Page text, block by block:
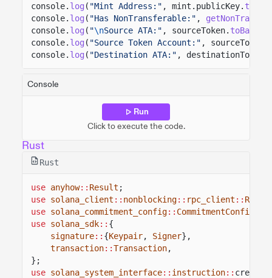
console. log ( "Mint Address:" , mint.publicKey.
console. log ( "Has NonTransferable:" ,
console. log ( "\nSource ATA:" , sourceToken. toBase58
console. log ( "Source Token Account:" ,
console. log ( "Destination ATA:" , destinationToken.
Console
Run
Click to execute the code.
Rust
Rust
use anyhow:: Result ;
use solana_client :: nonblocking:: rpc_client ::
use solana_commitment_config:: CommitmentConfig
use solana_sdk:: {
signature:: {Keypair, Signer},
transaction::Transaction,
};
use solana_system_interface:: instruction::